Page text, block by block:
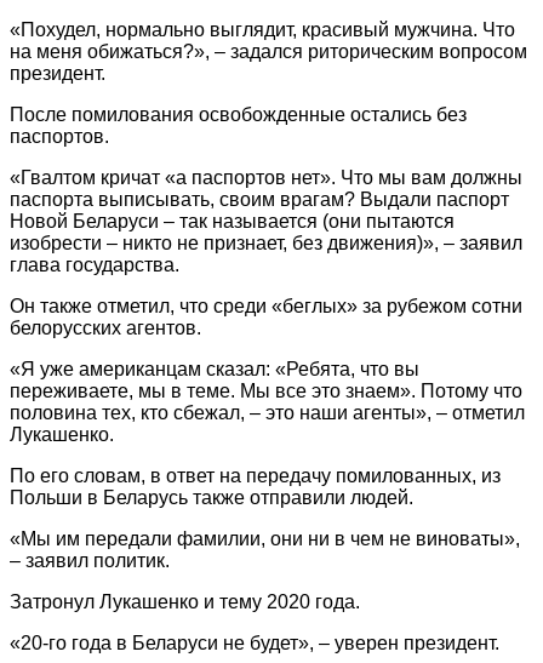
«Похудел, нормально выглядит, красивый мужчина. Что
на меня обижаться?», – задался риторическим вопросом
президент.
После помилования освобожденные остались без
паспортов.
«Гвалтом кричат «а паспортов нет». Что мы вам должны
паспорта выписывать, своим врагам? Выдали паспорт
Новой Беларуси – так называется (они пытаются
изобрести – никто не признает, без движения)», – заявил
глава государства.
Он также отметил, что среди «беглых» за рубежом сотни
белорусских агентов.
«Я уже американцам сказал: «Ребята, что вы
переживаете, мы в теме. Мы все это знаем». Потому что
половина тех, кто сбежал, – это наши агенты», – отметил
Лукашенко.
По его словам, в ответ на передачу помилованных, из
Польши в Беларусь также отправили людей.
«Мы им передали фамилии, они ни в чем не виноваты»,
– заявил политик.
Затронул Лукашенко и тему 2020 года.
«20-го года в Беларуси не будет», – уверен президент.